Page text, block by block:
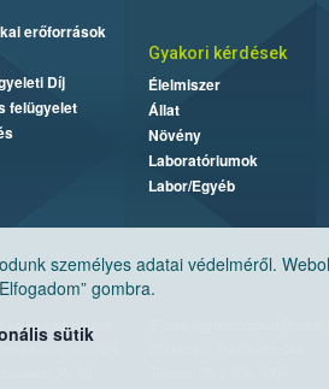
személyes adatai védelméről.
gombra.
sütik
erőforrások
Díj
felügyelet
Gyakori kérdések
Élelmiszer
Állat
Növény
Laboratóriumok
Labor/Egyéb
biztonsági Hivatal